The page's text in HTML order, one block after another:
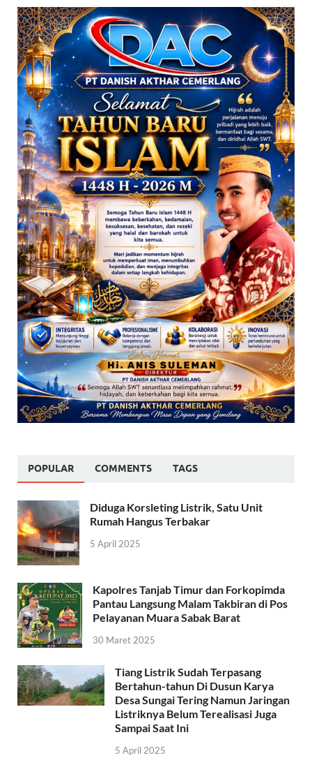
POPULAR COMMENTS TAGS
Diduga Korsleting Listrik, Satu Unit
Rumah Hangus Terbakar
5 April 2025
Kapolres Tanjab Timur dan Forkopimda
Pantau Langsung Malam Takbiran di Pos
Pelayanan Muara Sabak Barat
30 Maret 2025
Tiang Listrik Sudah Terpasang
Bertahun-tahun Di Dusun Karya
Desa Sungai Tering Namun Jaringan
Listriknya Belum Terealisasi Juga
Sampai Saat Ini
5 April 2025